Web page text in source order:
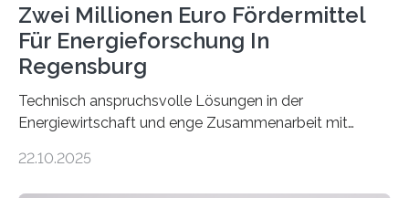
Zwei Millionen Euro Fördermittel
Für Energieforschung In
Regensburg
Technisch anspruchsvolle Lösungen in der
Energiewirtschaft und enge Zusammenarbeit mit
neuen EU-geförderten Transfer-Projekte zu
22.10.2025